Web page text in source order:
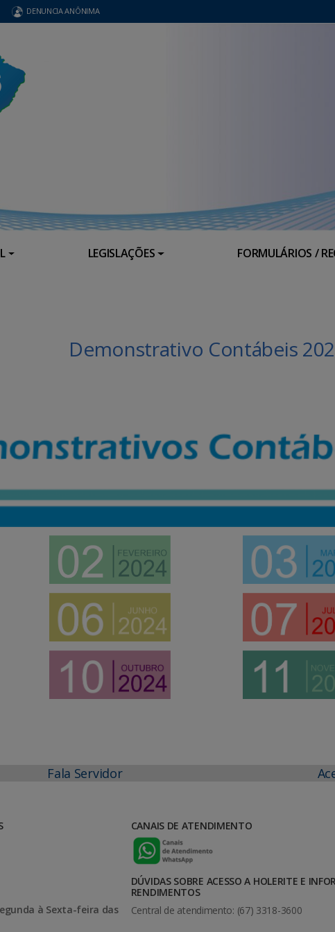
DENUNCIA ANÔNIMA
LEGISLAÇÕES FORMULÁRIOS /
Demonstrativo Contábeis
Fala Servidor
à Sexta-feira das
CANAIS DE ATENDIMENTO
DÚVIDAS SOBRE ACESSO A HOLERITE E
RENDIMENTOS
Central de atendimento: (67) 3318-3600